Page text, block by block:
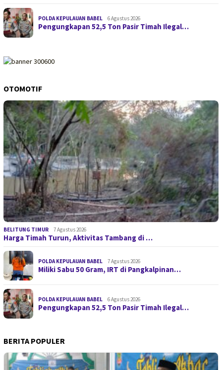
POLDA KEPULAUAN BABEL 6 Agustus 2026
Pengungkapan 52,5 Ton Pasir Timah Ilegal…
OTOMOTIF
BELITUNG TIMUR 7 Agustus 2026
Harga Timah Turun, Aktivitas Tambang di …
POLDA KEPULAUAN BABEL 7 Agustus 2026
Miliki Sabu 50 Gram, IRT di Pangkalpinan…
POLDA KEPULAUAN BABEL 6 Agustus 2026
Pengungkapan 52,5 Ton Pasir Timah Ilegal…
BERITA POPULER